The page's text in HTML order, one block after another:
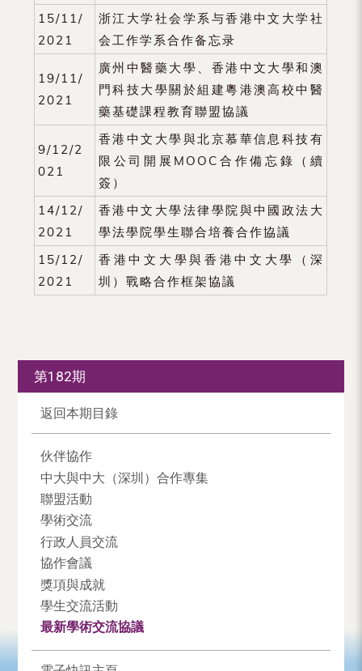
15/11/
2021
浙江大学社会学系与香港中文大学社
会工作学系合作备忘录
19/11/
2021
廣州中醫藥大學、香港中文大學和澳
門科技大學關於組建粵港澳高校中醫
藥基礎課程教育聯盟協議
9/12/2
021
香港中文大學與北京慕華信息科技有
限公司開展MOOC合作備忘錄（續
簽）
14/12/
2021
香港中文大學法律學院與中國政法大
學法學院學生聯合培養合作協議
15/12/
2021
香港中文大學與香港中文大學（深
圳）戰略合作框架協議
第182期
返回本期目錄
伙伴協作
中大與中大（深圳）合作專集
聯盟活動
學術交流
行政人員交流
協作會議
獎項與成就
學生交流活動
最新學術交流協議